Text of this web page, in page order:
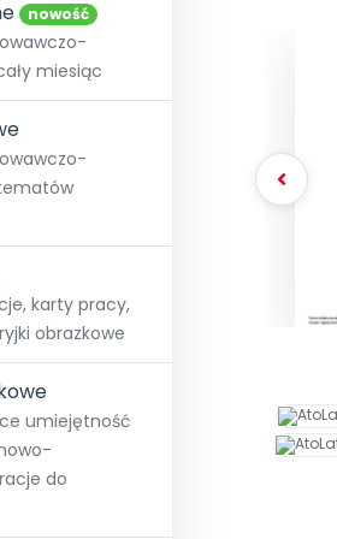
04 10
Strefy,
Akademia
7 dni
E-
∞Pakiet
Pełen
wpis
nowość
miesiąc
karty pracy,
obrazkowe
umiejętność
do